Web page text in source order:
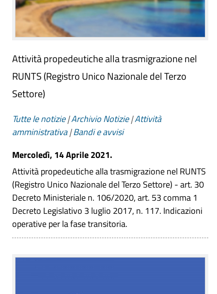
Attività propedeutiche alla trasmigrazione nel
RUNTS (Registro Unico Nazionale del Terzo
Settore)
Tutte le notizie|Archivio Notizie|Attività
amministrativa|Bandi e avvisi
Mercoledì, 14 Aprile 2021.
Attività propedeutiche alla trasmigrazione nel RUNTS
(Registro Unico Nazionale del Terzo Settore) - art. 30
Decreto Ministeriale n. 106/2020, art. 53 comma 1
Decreto Legislativo 3 luglio 2017, n. 117. Indicazioni
operative per la fase transitoria.